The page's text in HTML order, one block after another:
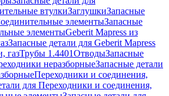
втулкиЗаглушкиЗапасные
элементыЗапасные
элементыGeberit Mapress из
Запасные детали для Geberit Mapress
газТрубы 1.4401ОтводыЗапасные
неразборныеЗапасные детали
Переходники и соединения,
для Переходники и соединения,